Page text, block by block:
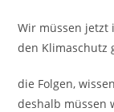
Wir müssen jetzt
den Klimaschutz
die Folgen,
deshalb müssen